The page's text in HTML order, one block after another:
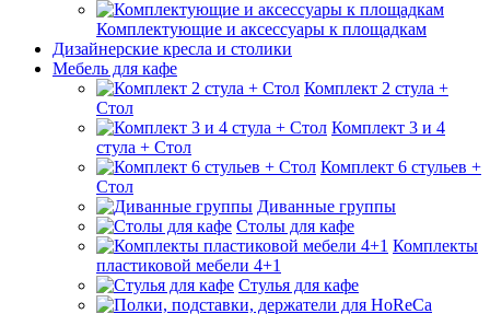
Комплектующие и аксессуары к площадкам
Дизайнерские кресла и столики
Мебель для кафе
Комплект 2 стула +
Стол
Комплект 3 и 4
стула + Стол
Комплект 6 стульев +
Стол
Диванные группы
Столы для кафе
Комплекты
пластиковой мебели 4+1
Стулья для кафе